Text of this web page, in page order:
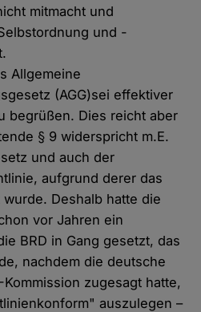
mitmacht und
und -
Allgemeine
(AGG)sei effektiver
begrüßen. Dies reicht aber
§ 9 widerspricht m.E.
und auch der
aufgrund derer das
Deshalb hatte die
vor Jahren ein
BRD in Gang gesetzt, das
nachdem die deutsche
zugesagt hatte,
auszulegen –